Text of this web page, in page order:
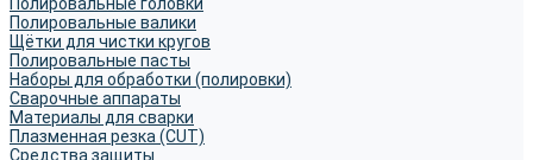
Полировальные валики
Щётки для чистки кругов
Полировальные пасты
Наборы для обработки (полировки)
Сварочные аппараты
Материалы для сварки
Плазменная резка (CUT)
Средства защиты